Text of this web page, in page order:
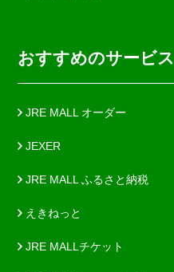
おすすめのサービス
JRE MALL オーダー
JEXER
JRE MALL ふるさと納税
えきねっと
JRE MALLチケット